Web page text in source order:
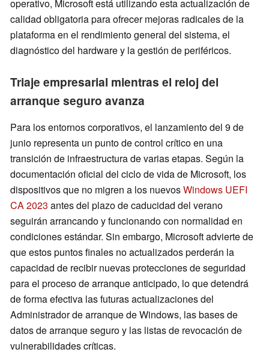
operativo, Microsoft está utilizando esta actualización de
calidad obligatoria para ofrecer mejoras radicales de la
plataforma en el rendimiento general del sistema, el
diagnóstico del hardware y la gestión de periféricos.
Triaje empresarial mientras el reloj del
arranque seguro avanza
Para los entornos corporativos, el lanzamiento del 9 de
junio representa un punto de control crítico en una
transición de infraestructura de varias etapas. Según la
documentación oficial del ciclo de vida de Microsoft, los
dispositivos que no migren a los nuevosWindows UEFI
CA 2023 antes del plazo de caducidad del verano
seguirán arrancando y funcionando con normalidad en
condiciones estándar. Sin embargo, Microsoft advierte de
que estos puntos finales no actualizados perderán la
capacidad de recibir nuevas protecciones de seguridad
para el proceso de arranque anticipado, lo que detendrá
de forma efectiva las futuras actualizaciones del
Administrador de arranque de Windows, las bases de
datos de arranque seguro y las listas de revocación de
vulnerabilidades críticas.